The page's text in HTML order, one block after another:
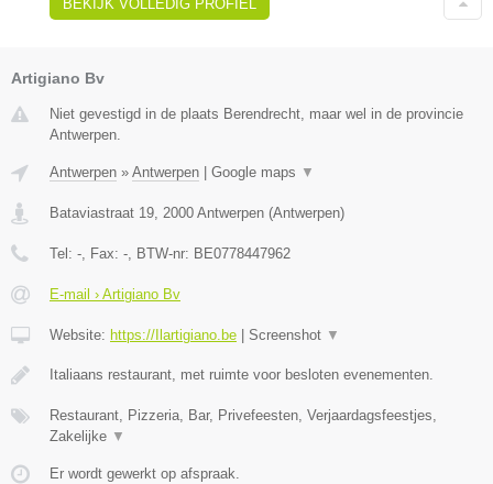
BEKIJK VOLLEDIG PROFIEL
Artigiano Bv
Niet gevestigd in de plaats Berendrecht, maar wel in de provincie
Antwerpen.
Antwerpen » Antwerpen Google maps ▼
Bataviastraat 19, 2000 Antwerpen (Antwerpen)
Tel: -, Fax: -, BTW-nr: BE0778447962
E-mail › Artigiano Bv
Website: https://Ilartigiano.be Screenshot ▼
Italiaans restaurant, met ruimte voor besloten evenementen.
Restaurant, Pizzeria, Bar, Privefeesten, Verjaardagsfeestjes,
Zakelijke ▼
Er wordt gewerkt op afspraak.